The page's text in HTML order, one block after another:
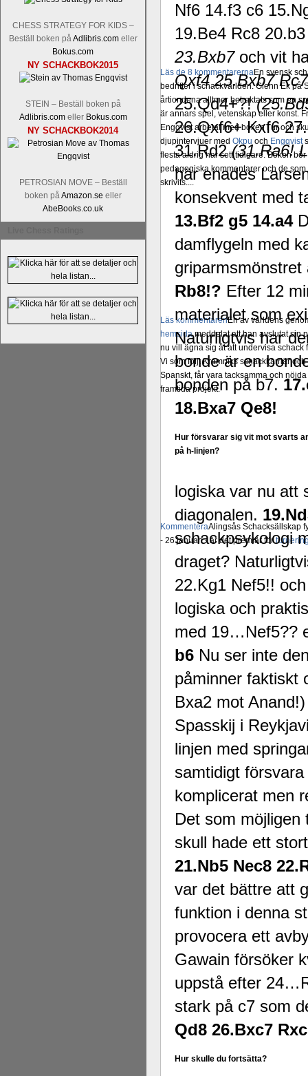
CHESS STRATEGY FOR KIDS –
Beställ boken påAdlibris.comeller
Bokus.com
NY SCHACKBOK2015
STEIN – Beställ boken på
Adlibris.comeller Bokus.com
NY SCHACKBOK2014
PETROSIAN MOVE – Beställ
boken påAmazon.se eller
AbeBooks.co.uk
Läs de 8 kommentarernaEn svensk
bedrifter i schackvärlden. Glenn Ek på
årtiondena alltmer betraktats som en
är annars spel, vetenskap eller konst.
Engqvist arbetat med boken i ur och
djupintervjuer med Okpu och Engqvist
flesta aldrig har sett tidigare. Boken
pedagogiska kommentarer och de
skrivits....
Läs kommentarenEn av världens
hemsidameddelat att han avslutat sin
nu vill ägna sig åt att undervisa
Vi som följt Kramniks schackkarriär
Spanskt, får vara tacksamma och
framtida projekt.
KommenteraAlingsås Schacksällskap
- 26 januari - är det premiär för
Nf6 14.f3 c6
19.Be4 Rc8
23.Bxb7 och vit
Qxf4 25.Bxb7
25.Qd4+?!
26.Qxf6+ Kxf6
31.Rd2(31.Ra6!
här enades
konsekvent med
13.Bf2 g5 14.a4
damflygeln med
Rb8!? Efter 12
materialet som
Naturligtvis har
bonde är en
bonden på b7.
18.Bxa7 Qe8!
Hur försvarar sig vit mot svarts
på h-linjen?
logiska var nu att
diagonalen.
schackpsykologi
draget?
22.Kg1 Nef5!!
logiska och
med 19…Nef5??
b6 Nu ser inte
påminner
Bxa2 mot
Spasskij i
linjen med
samtidigt
komplicerat men
Det som möjligen
skull hade ett
21.Nb5 Nec8
var det bättre att
funktion i denna
provocera ett
Gawain försöker
uppstå efter
stark på c7 som
Qd8 26.Bxc7
Hur skulle du fortsätta?